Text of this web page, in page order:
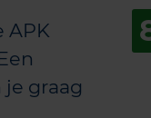
APK
graag